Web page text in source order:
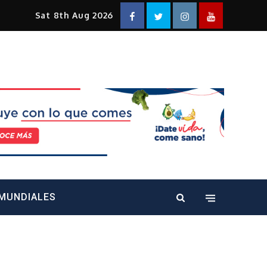
Sat 8th Aug 2026 FacebookTwitterInstagramYouTube